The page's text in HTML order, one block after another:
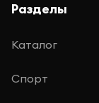
Разделы
Каталог
Спорт